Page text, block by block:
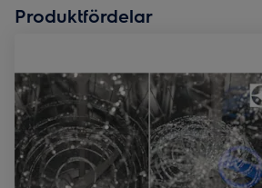
Produktfördelar